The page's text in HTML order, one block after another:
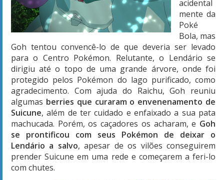
acidental
mente da
Poké
Bola, mas
Goh tentou convencê-lo de que deveria ser levado
para o Centro Pokémon. Relutante, o Lendário se
dirigiu até o topo de uma grande árvore, onde foi
protegido pelos Pokémon do lago purificado, como
agradecimento. Com ajuda do Raichu, Goh reuniu
algumas berries que curaram o envenenamento de
Suicune, além de ter cuidado e enfaixado a sua pata
machucada. Porém, os caçadores os acharam, e Goh
se prontificou com seus Pokémon de deixar o
Lendário a salvo, apesar de os vilões conseguirem
prender Suicune em uma rede e começarem a feri-lo
com chutes.